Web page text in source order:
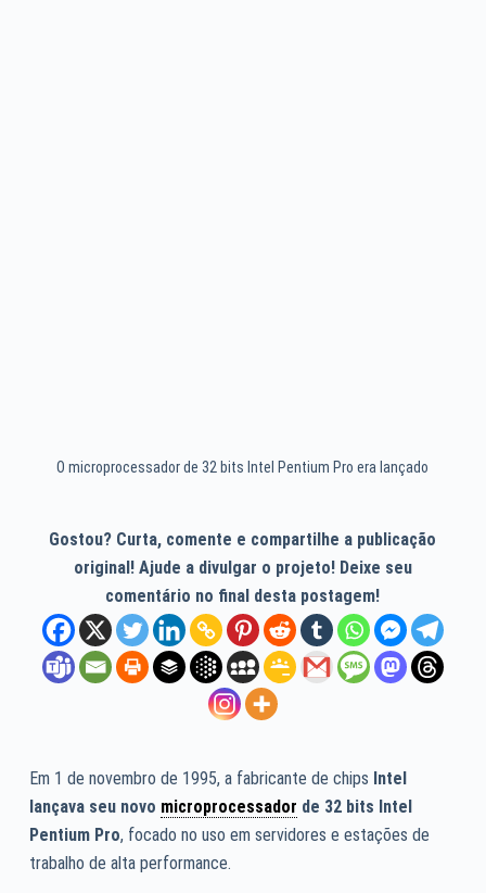
O microprocessador de 32 bits Intel Pentium Pro era lançado
Gostou? Curta, comente e compartilhe a publicação
original! Ajude a divulgar o projeto! Deixe seu
comentário no final desta postagem!
Em 1 de novembro de 1995, a fabricante de chips Intel
lançava seu novo microprocessador de 32 bits Intel
Pentium Pro, focado no uso em servidores e estações de
trabalho de alta performance.